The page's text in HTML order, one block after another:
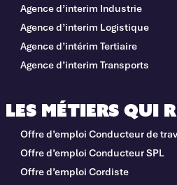
Les métiers
Offre d’emploi Conducteur de
Offre d’emploi Conducteur SPL
Offre d’emploi Cordiste
Agence d’interim Industrie
Agence d’interim Logistique
Agence d’intérim Tertiaire
Agence d’interim Transports